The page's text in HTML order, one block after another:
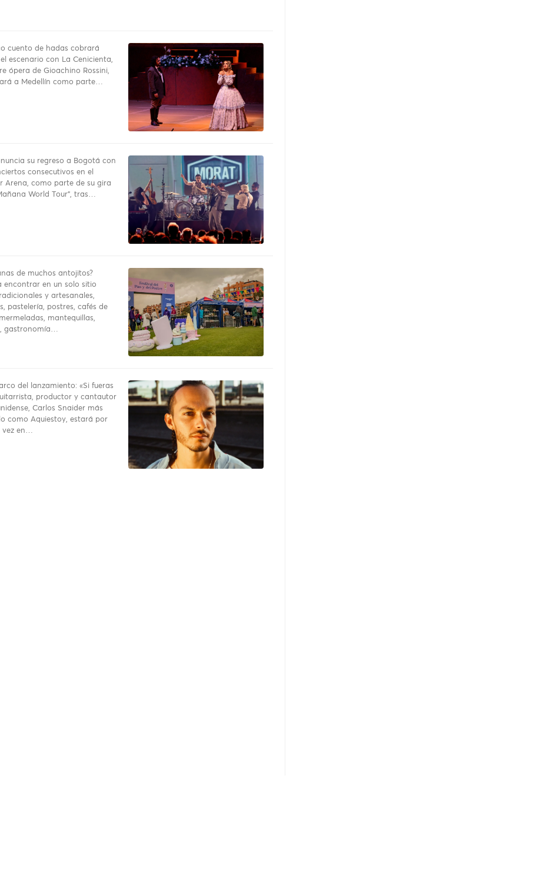
cuento de hadas cobrará
escenario con La Cenicienta,
ópera de Gioachino Rossini,
a Medellín como parte…
su regreso a Bogotá con
consecutivos en el
Arena, como parte de su gira
World Tour”, tras…
de muchos antojitos?
encontrar en un solo sitio
y artesanales,
pastelería, postres, cafés de
mantequillas,
gastronomía…
del lanzamiento: «Si fueras
productor y cantautor
Carlos Snaider más
como Aquiestoy, estará por
vez en…